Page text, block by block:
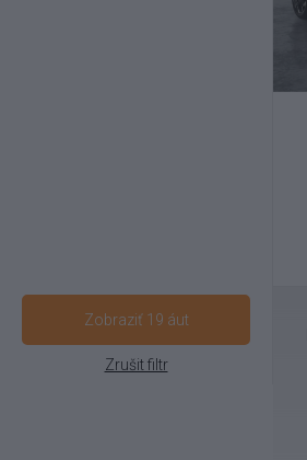
Zobraziť 19 áut
Zrušit filtr